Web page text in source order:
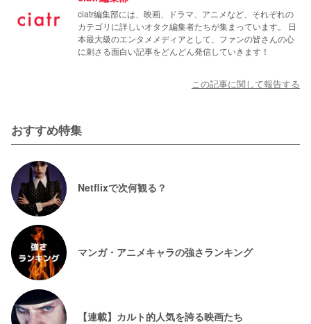
ciatr編集部には、映画、ドラマ、アニメなど、それぞれの
カテゴリに詳しいオタク編集者たちが集まっています。 日
本最大級のエンタメメディアとして、ファンの皆さんの心
に刺さる面白い記事をどんどん発信していきます！
この記事に関して報告する
おすすめ特集
Netflixで次何観る？
マンガ・アニメキャラの強さランキング
【連載】カルト的人気を誇る映画たち